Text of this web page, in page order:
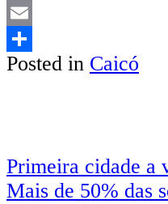
LinkedIn
Email
Share
Posted in Caicó
Primeira cidade a
Mais de 50% das